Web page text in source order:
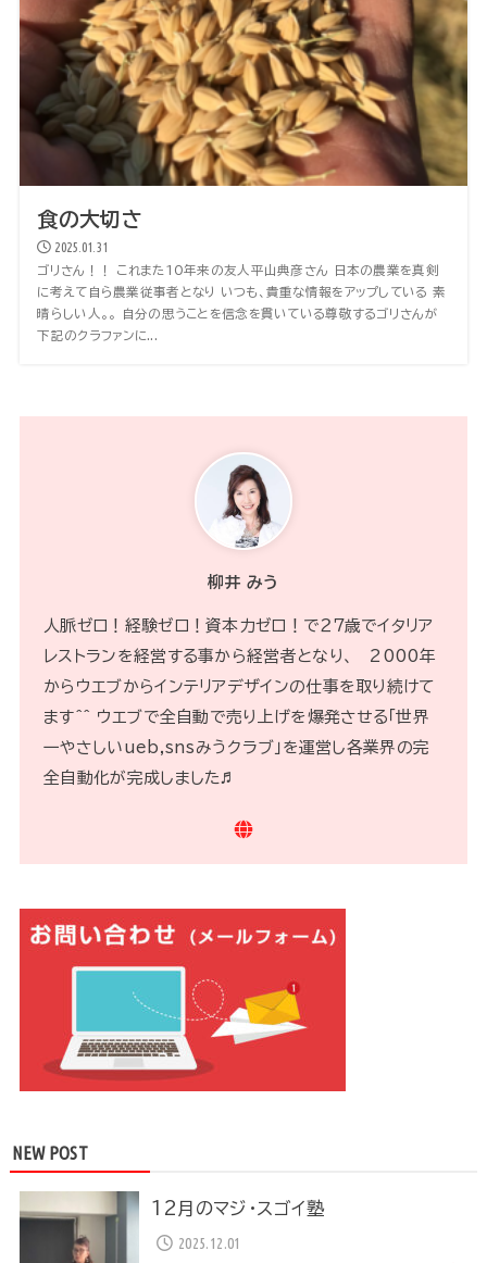
食の大切さ
2025.01.31
ゴリさん！！ これまた10年来の友人平山典彦さん 日本の農業を真剣
に考えて自ら農業従事者となり いつも、貴重な情報をアップしている 素
晴らしい人。。 自分の思うことを信念を貫いている尊敬するゴリさんが
下記のクラファンに...
柳井 みう
人脈ゼロ！経験ゼロ！資本力ゼロ！で２７歳でイタリア
レストランを経営する事から経営者となり、 2000年
からウエブからインテリアデザインの仕事を取り続けて
ます^^ ウエブで全自動で売り上げを爆発させる「世界
一やさしいueb,snsみうクラブ」を運営し各業界の完
全自動化が完成しました♬
NEW POST
12月のマジ・スゴイ塾
2025.12.01